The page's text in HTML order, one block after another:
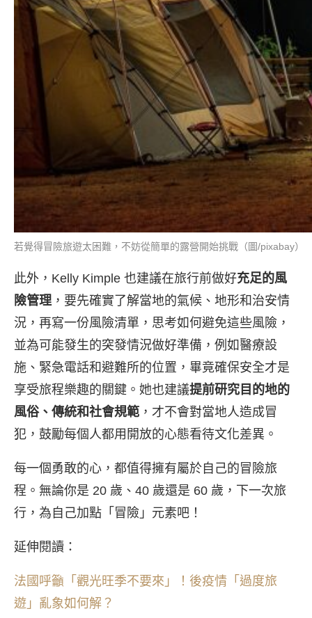
若覺得冒險旅遊太困難，不妨從簡單的露營開始挑戰（圖/pixabay）
此外，Kelly Kimple 也建議在旅行前做好充足的風
險管理，要先確實了解當地的氣候、地形和治安情
況，再寫一份風險清單，思考如何避免這些風險，
並為可能發生的突發情況做好準備，例如醫療設
施、緊急電話和避難所的位置，畢竟確保安全才是
享受旅程樂趣的關鍵。她也建議提前研究目的地的
風俗、傳統和社會規範 ，才不會對當地人造成冒
犯，鼓勵每個人都用開放的心態看待文化差異。
每一個勇敢的心，都值得擁有屬於自己的冒險旅
程。無論你是 20 歲、40 歲還是 60 歲，下一次旅
行，為自己加點「冒險」元素吧！
延伸閱讀：
法國呼籲「觀光旺季不要來」！後疫情「過度旅
遊」亂象如何解？